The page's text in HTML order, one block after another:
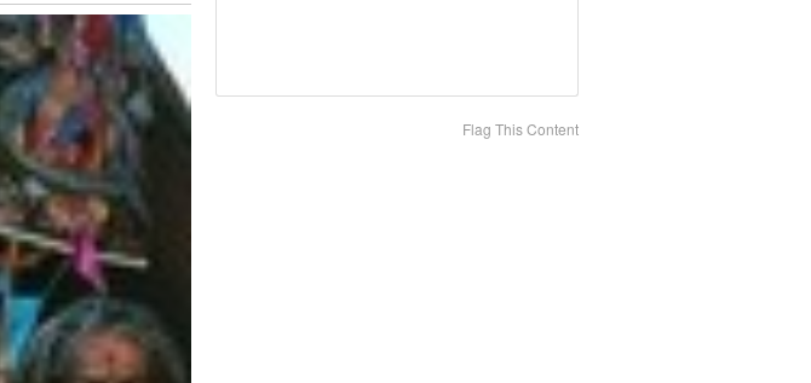
Flag This Content